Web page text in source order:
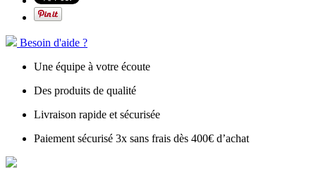
Besoin d'aide ?
Une équipe à votre écoute
Des produits de qualité
Livraison rapide et sécurisée
Paiement sécurisé 3x sans frais dès 400€ d’achat